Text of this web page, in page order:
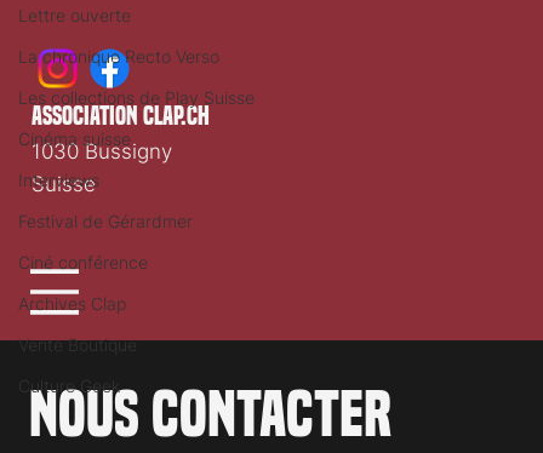
Lettre ouverte
La chronique Recto Verso
Les collections de Play Suisse
Cinéma suisse
Interviews
Festival de Gérardmer
Ciné conférence
Archives Clap
Vente Boutique
Culture Geek
Nous contacter
association clap.ch
1030 Bussigny
Suisse